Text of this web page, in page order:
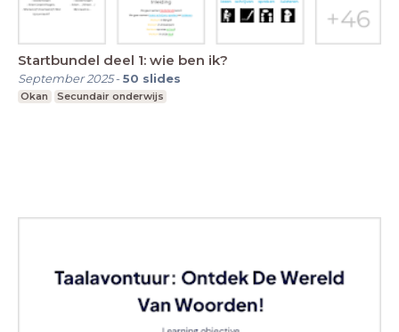
Startbundel deel 1: wie ben ik?
September 2025-50 slides
Okan Secundair onderwijs